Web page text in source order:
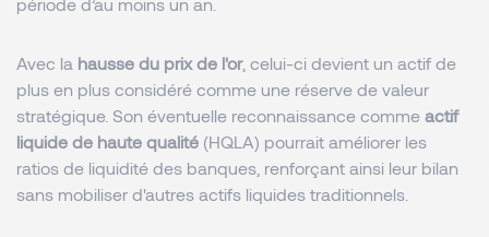
Avec la hausse du prix de l'or, celui-ci devient un actif de
plus en plus considéré comme une réserve de valeur
stratégique. Son éventuelle reconnaissance comme actif
liquide de haute qualité (HQLA) pourrait améliorer les
ratios de liquidité des banques, renforçant ainsi leur bilan
sans mobiliser d'autres actifs liquides traditionnels.